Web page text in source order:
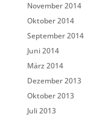
November 2014
Oktober 2014
September 2014
Juni 2014
März 2014
Dezember 2013
Oktober 2013
Juli 2013